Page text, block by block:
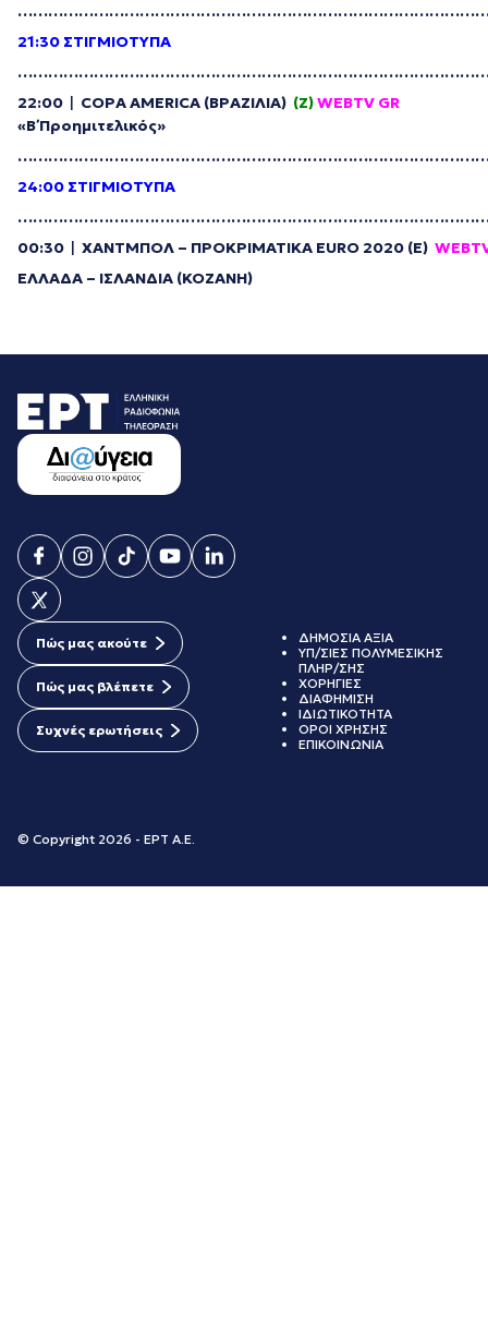
21:30 ΣΤΙΓΜΙΟΤΥΠΑ
22:00 | COPA AMERICA (ΒΡΑΖΙΛΙΑ) (Z)WEBTV GR
«Β΄ Προημιτελικός»
24:00 ΣΤΙΓΜΙΟΤΥΠΑ
00:30 | ΧΑΝΤΜΠΟΛ – ΠΡΟΚΡΙΜΑΤΙΚΑ EURO 2020 (E)
ΕΛΛΑΔΑ – ΙΣΛΑΝΔΙΑ (KOZANH)
Πώς μας ακούτε
Πώς μας βλέπετε
Συχνές ερωτήσεις
© Copyright 2026 - ΕΡΤ Α.Ε.
ΔΗΜΟΣΙΑ ΑΞΙΑ
ΥΠ/ΣΙΕΣ ΠΟΛΥΜΕΣΙΚΗΣ
ΠΛΗΡ/ΣΗΣ
ΧΟΡΗΓΙΕΣ
ΔΙΑΦΗΜΙΣΗ
ΙΔΙΩΤΙΚΟΤΗΤΑ
ΟΡΟΙ ΧΡΗΣΗΣ
ΕΠΙΚΟΙΝΩΝΙΑ